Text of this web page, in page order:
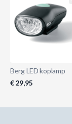
Berg LED koplamp
€ 29,95